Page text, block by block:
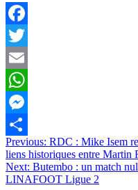
Facebook
Twitter
Email
WhatsApp
Messenger
Partager
Navigation
de
l’article
Previous: RDC : Mike Isem
liens historiques entre Martin
Next: Butembo : un match
LINAFOOT Ligue 2